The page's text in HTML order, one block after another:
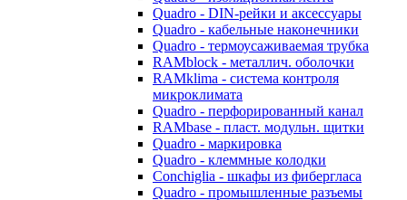
Quadro - DIN-рейки и аксессуары
Quadro - кабельные наконечники
Quadro - термоусаживаемая трубка
RAMblock - металлич. оболочки
RAMklima - система контроля
микроклимата
Quadro - перфорированный канал
RAMbase - пласт. модульн. щитки
Quadro - маркировка
Quadro - клеммные колодки
Conchiglia - шкафы из фибергласа
Quadro - промышленные разъемы